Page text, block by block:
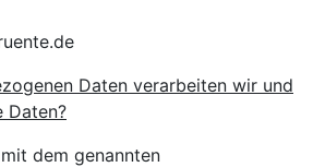
Daten verarbeiten wir und
Daten?
dem genannten